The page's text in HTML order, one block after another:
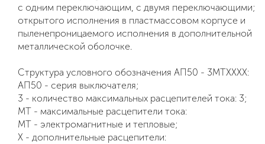
с одним переключающим, с двумя переключающими;
открытого исполнения в пластмассовом корпусе и
пыленепроницаемого исполнения в дополнительной
металлической оболочке.
Структура условного обозначения АП50 - 3МТХХХХ:
АП50 - серия выключателя;
3 - количество максимальных расцепителей тока: 3;
МТ - максимальные расцепители тока:
МТ - электромагнитные и тепловые;
X - дополнительные расцепители: